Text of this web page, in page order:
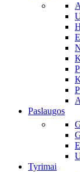
Paslaugos
Tyrimai